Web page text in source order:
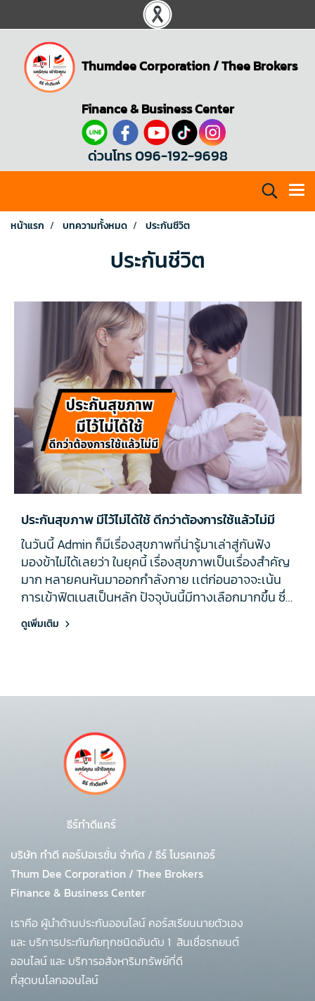
Thumdee Corporation/Thee Brokers
Finance & Business Center
ด่วนโทร 096-192-9698
หน้าแรก บทความทั้งหมด ประกันชีวิต
ประกันชีวิต
ประกันสุขภาพ มีไว้ไม่ได้ใช้ ดีกว่าต้องการใช้แล้วไม่มี
ในวันนี้ Admin ก็มีเรื่องสุขภาพที่น่ารู้มาเล่าสู่กันฟัง
มองข้าไม่ได้เลยว่า ในยุคนี้ เรื่องสุขภาพเป็นเรื่องสำคัญ
มาก หลายคนหันมาออกกำลังกาย เเต่ก่อนอาจจะเน้น
การเข้าฟิตเนสเป็นหลัก ปัจจุบันนี้มีทางเลือกมากขึ้น ซึ่ง
จากกิจกรรมเหล่านี้ ทำให้เราเกิดความทรุดโทรมของ
อวัยวะต่างๆได้ง่าย ดังนั้น Admin จึงนำเงินก้อน
ดูเพิ่มเติม
ธีร์ทำดีแคร์
บริษัท ทำดี คอร์ปอเรชั่น จำกัด / ธีร์ โบรคเกอร์
Thum Dee Corporation / Thee Brokers
Finance & Business Center
เราคือ ผู้นำด้านประกันออนไลน์ คอร์สเรียนนายตัวเอง
และ บริการประกันภัยทุกชนิดอันดับ 1 สินเชื่อรถยนต์
ออนไลน์ และ บริการอสังหาริมทรัพย์ที่ดี
ที่สุดบนโลกออนไลน์